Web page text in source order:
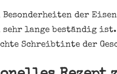
Besonderheiten der
sehr lange beständig
Schreibtinte der